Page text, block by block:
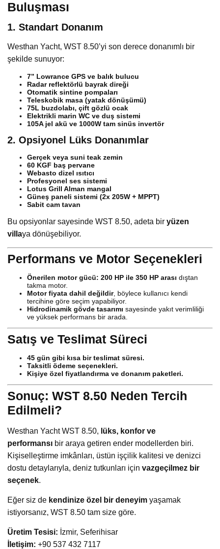
Buluşması
1. Standart Donanım
Westhan Yacht, WST 8.50’yi son derece donanımlı bir
şekilde sunuyor:
7” Lowrance GPS ve balık bulucu
Radar reflektörlü bayrak direği
Otomatik sintine pompaları
Teleskobik masa (yatak dönüşümü)
75L buzdolabı, çift gözlü ocak
Elektrikli marin WC ve duş sistemi
105A jel akü ve 1000W tam sinüs invertör
2. Opsiyonel Lüks Donanımlar
Gerçek veya suni teak zemin
60 KGF baş pervane
Webasto dizel ısıtıcı
Profesyonel ses sistemi
Lotus Grill Alman mangal
Güneş paneli sistemi (2x 205W + MPPT)
Sabit cam tavan
Bu opsiyonlar sayesinde WST 8.50, adeta bir yüzen
villaya dönüşebiliyor.
Performans ve Motor Seçenekleri
Önerilen motor gücü: 200 HP ile 350 HP arası dıştan
takma motor.
Motor fiyata dahil değildir, böylece kullanıcı kendi
tercihine göre seçim yapabiliyor.
Hidrodinamik gövde tasarımı sayesinde yakıt verimliliği
ve yüksek performans bir arada.
Satış ve Teslimat Süreci
45 gün gibi kısa bir teslimat süresi.
Taksitli ödeme seçenekleri.
Kişiye özel fiyatlandırma ve donanım paketleri.
Sonuç: WST 8.50 Neden Tercih
Edilmeli?
Westhan Yacht WST 8.50, lüks, konfor ve
performansı bir araya getiren ender modellerden biri.
Kişiselleştirme imkânları, üstün işçilik kalitesi ve denizci
dostu detaylarıyla, deniz tutkunları için vazgeçilmez bir
seçenek.
Eğer siz de kendinize özel bir deneyim yaşamak
istiyorsanız, WST 8.50 tam size göre.
Üretim Tesisi: İzmir, Seferihisar
İletişim: +90 537 432 7117